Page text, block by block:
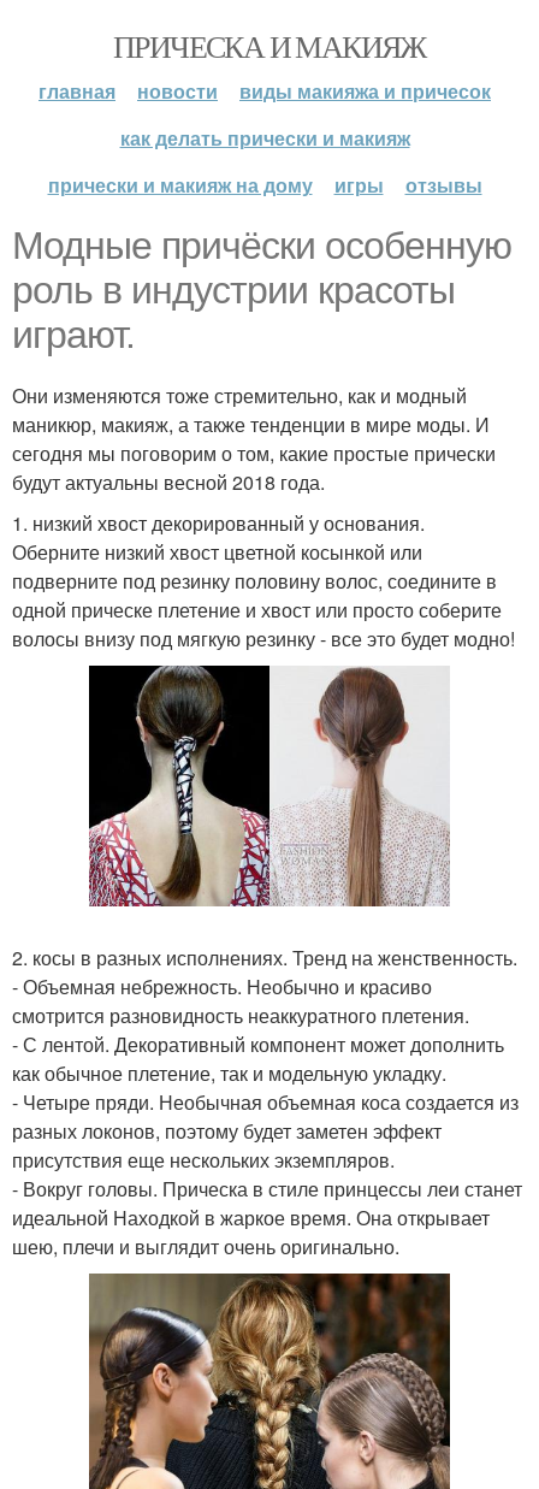
ПРИЧЕСКА И МАКИЯЖ
главная новости
виды макияжа и причесок
как делать прически и макияж
прически и макияж на дому
игры отзывы
Модные причёски особенную
роль в индустрии красоты
играют.
Они изменяются тоже стремительно, как и модный
маникюр, макияж, а также тенденции в мире моды. И
сегодня мы поговорим о том, какие простые прически
будут актуальны весной 2018 года.
1. низкий хвост декорированный у основания.
Оберните низкий хвост цветной косынкой или
подверните под резинку половину волос, соедините в
одной прическе плетение и хвост или просто соберите
волосы внизу под мягкую резинку - все это будет модно!
2. косы в разных исполнениях. Тренд на женственность.
- Объемная небрежность. Необычно и красиво
смотрится разновидность неаккуратного плетения.
- С лентой. Декоративный компонент может дополнить
как обычное плетение, так и модельную укладку.
- Четыре пряди. Необычная объемная коса создается из
разных локонов, поэтому будет заметен эффект
присутствия еще нескольких экземпляров.
- Вокруг головы. Прическа в стиле принцессы леи станет
идеальной Находкой в жаркое время. Она открывает
шею, плечи и выглядит очень оригинально.